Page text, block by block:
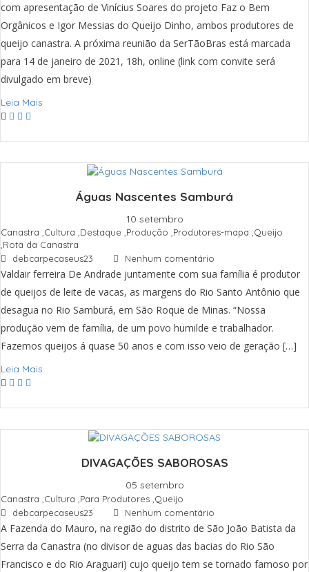
com apresentação de Vinícius Soares do projeto Faz o Bem
Orgânicos e Igor Messias do Queijo Dinho, ambos produtores de
queijo canastra. A próxima reunião da SerTãoBras está marcada
para 14 de janeiro de 2021, 18h, online (link com convite será
divulgado em breve)
Leia Mais
Águas Nascentes Samburá
10 setembro
Canastra Cultura Destaque Produção Produtores-mapa Queijo
Rota da Canastra
debcarpecaseus23
Nenhum comentário
Valdair ferreira De Andrade juntamente com sua família é produtor
de queijos de leite de vacas, as margens do Rio Santo Antônio que
desagua no Rio Samburá, em São Roque de Minas. “Nossa
produção vem de família, de um povo humilde e trabalhador.
Fazemos queijos á quase 50 anos e com isso veio de geração […]
Leia Mais
DIVAGAÇÕES SABOROSAS
05 setembro
Canastra ,Cultura ,Para Produtores ,Queijo
debcarpecaseus23
Nenhum comentário
A Fazenda do Mauro, na região do distrito de São João Batista da
Serra da Canastra (no divisor de aguas das bacias do Rio São
Francisco e do Rio Araguari) cujo queijo tem se tornado famoso por